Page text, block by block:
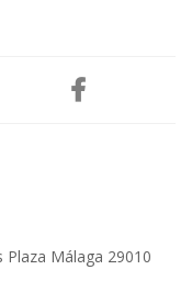
Málaga 29010